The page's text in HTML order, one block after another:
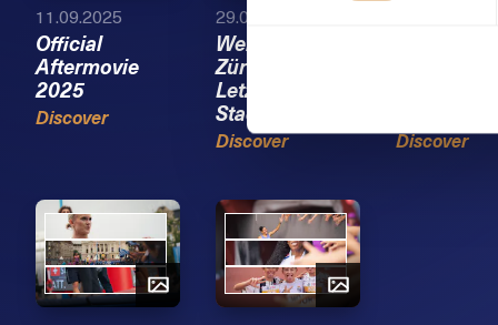
11.09.2025
Official
Aftermovie
2025
Discover
29.08.2025
Weltklasse
Zürich at
Letzigrund
Stadium 2025
Discover Discover